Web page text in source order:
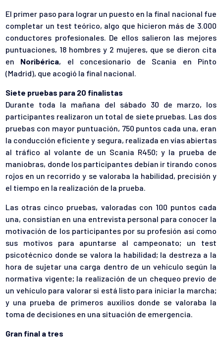
El primer paso para lograr un puesto en la final nacional fue
completar un test teórico, algo que hicieron más de 3.000
conductores profesionales. De ellos salieron las mejores
puntuaciones, 18 hombres y 2 mujeres, que se dieron cita
en Noribérica, el concesionario de Scania en Pinto
(Madrid), que acogió la final nacional.
Siete pruebas para 20 finalistas
Durante toda la mañana del sábado 30 de marzo, los
participantes realizaron un total de siete pruebas. Las dos
pruebas con mayor puntuación, 750 puntos cada una, eran
la conducción eficiente y segura, realizada en vías abiertas
al tráfico al volante de un Scania R450; y la prueba de
maniobras, donde los participantes debían ir tirando conos
rojos en un recorrido y se valoraba la habilidad, precisión y
el tiempo en la realización de la prueba.
Las otras cinco pruebas, valoradas con 100 puntos cada
una, consistían en una entrevista personal para conocer la
motivación de los participantes por su profesión así como
sus motivos para apuntarse al campeonato; un test
psicotécnico donde se valora la habilidad; la destreza a la
hora de sujetar una carga dentro de un vehículo según la
normativa vigente; la realización de un chequeo previo de
un vehículo para valorar si está listo para iniciar la marcha;
y una prueba de primeros auxilios donde se valoraba la
toma de decisiones en una situación de emergencia.
Gran final a tres